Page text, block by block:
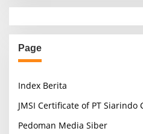
Page
Index Berita
JMSI Certificate of PT Siarindo
Pedoman Media Siber